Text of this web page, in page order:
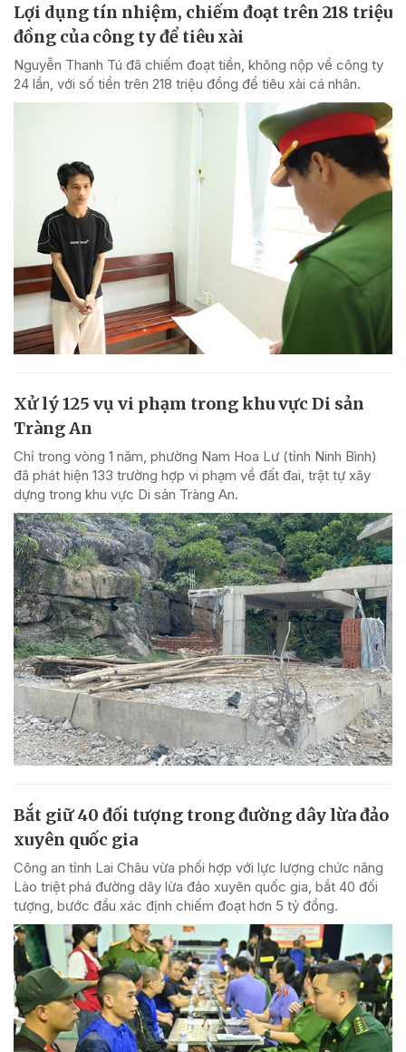
Lợi dụng tín nhiệm, chiếm đoạt trên 218 triệu
đồng của công ty để tiêu xài
Nguyễn Thanh Tú đã chiếm đoạt tiền, không nộp về công ty
24 lần, với số tiền trên 218 triệu đồng để tiêu xài cá nhân.
Xử lý 125 vụ vi phạm trong khu vực Di sản
Tràng An
Chỉ trong vòng 1 năm, phường Nam Hoa Lư (tỉnh Ninh Bình)
đã phát hiện 133 trường hợp vi phạm về đất đai, trật tự xây
dựng trong khu vực Di sản Tràng An.
Bắt giữ 40 đối tượng trong đường dây lừa đảo
xuyên quốc gia
Công an tỉnh Lai Châu vừa phối hợp với lực lượng chức năng
Lào triệt phá đường dây lừa đảo xuyên quốc gia, bắt 40 đối
tượng, bước đầu xác định chiếm đoạt hơn 5 tỷ đồng.